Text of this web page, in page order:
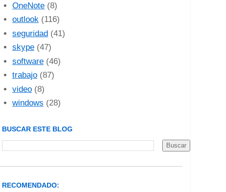
OneNote (8)
outlook (116)
seguridad (41)
skype (47)
software (46)
trabajo (87)
video (8)
windows (28)
BUSCAR ESTE BLOG
RECOMENDADO: